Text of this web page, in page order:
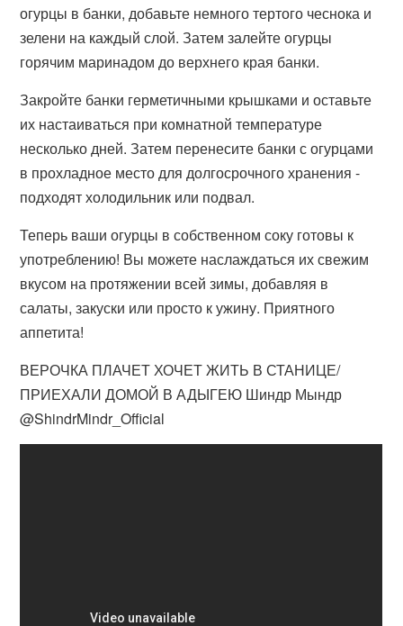
огурцы в банки, добавьте немного тертого чеснока и
зелени на каждый слой. Затем залейте огурцы
горячим маринадом до верхнего края банки.
Закройте банки герметичными крышками и оставьте
их настаиваться при комнатной температуре
несколько дней. Затем перенесите банки с огурцами
в прохладное место для долгосрочного хранения -
подходят холодильник или подвал.
Теперь ваши огурцы в собственном соку готовы к
употреблению! Вы можете наслаждаться их свежим
вкусом на протяжении всей зимы, добавляя в
салаты, закуски или просто к ужину. Приятного
аппетита!
ВЕРОЧКА ПЛАЧЕТ ХОЧЕТ ЖИТЬ В СТАНИЦЕ/
ПРИЕХАЛИ ДОМОЙ В АДЫГЕЮ Шиндр Мындр
@ShindrMindr_Official